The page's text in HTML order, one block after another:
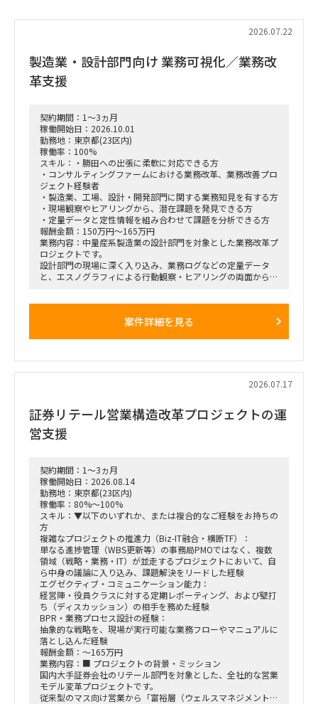
2026.07.22
製造業・設計部門向け 業務可視化／業務改
革支援
契約期間：1～3ヵ月
稼働開始日：2026.10.01
勤務地：東京都(23区内)
稼働率：100%
スキル：・勝田への出張に柔軟に対応できる方
・コンサルティングファームにおける業務改革、業務改善プロ
ジェクト経験者
・製造業、工場、設計・開発部門に関する業務知見を有する方
・現場観察やヒアリングから、潜在課題を発見できる方
・定量データと定性情報を組み合わせて課題を分析できる方
報酬金額：150万円～165万円
業務内容：中量産系製造業の設計部門を対象とした業務改革プ
ロジェクトです。
設計部門の現場に深く入り込み、業務ログなどの定量データ
と、エスノグラフィによる行動観察・ヒアリングの両面から、
に対する改革提案および最終報告までを担います。
・設計部門のオフィス内における行動観察、エスノグラフィ調
・課題の分析、構造化およびボトルネックの特定
・改善施策および対策方針の立案
・改善施策における費用対効果の試算
ーション
■ポジション
・行動観察、ヒアリング、課題分析から施策立案までの実行
・調査・分析結果の構造化および資料化
・費用対効果の試算、ロードマップ策定
・下位メンバーのリードおよびタスク管理
・幹部層向け報告資料の作成、プレゼンテーション支援
■契約条件
・参画期間：2026年10月1日～2026年12月28日
または2027年1月31日まで
・稼働率：100％想定
■勤務地・働き方
・出張先：茨城県ひたちなか市・勝田駅周辺
・勝田への訪問頻度は週によって変動
・訪問が発生しない週もある一方、プロジェクト中盤は週3～
4日程度の出張が発生する可能性あり
・プロジェクト開始直後および終了前は、出張頻度が比較的少
なくなる想定
案件詳細を見る
2026.07.17
証券リテール営業構造改革プロジェクトの運
営支援
契約期間：1～3ヵ月
稼働開始日：2026.08.14
勤務地：東京都(23区内)
稼働率：80%～100%
スキル：▼以下のいずれか、または複合的なご経験をお持ちの
方
複雑なプロジェクトの推進力（Biz-IT融合・横断TF）：
単なる進捗管理（WBS更新等）の事務局PMOではなく、複数
領域（戦略・業務・IT）が並走するプロジェクトにおいて、自
ら中身の議論に入り込み、課題解決をリードした経験
エグゼクティブ・コミュニケーション能力：
経営陣・役員クラスに対する定期レポーティング、および壁打
ち（ディスカッション）の相手を務めた経験
BPR・業務プロセス設計の経験：
抽象的な戦略を、現場が実行可能な業務フローやマニュアルに
落とし込んだ経験
報酬金額：～165万円
業務内容：■ プロジェクトの背景・ミッション
国内大手証券会社のリテール部門を対象とした、全社的な営業
モデル変革プロジェクトです。
従来型のマス向け営業から「富裕層（ウェルスマネジメント）